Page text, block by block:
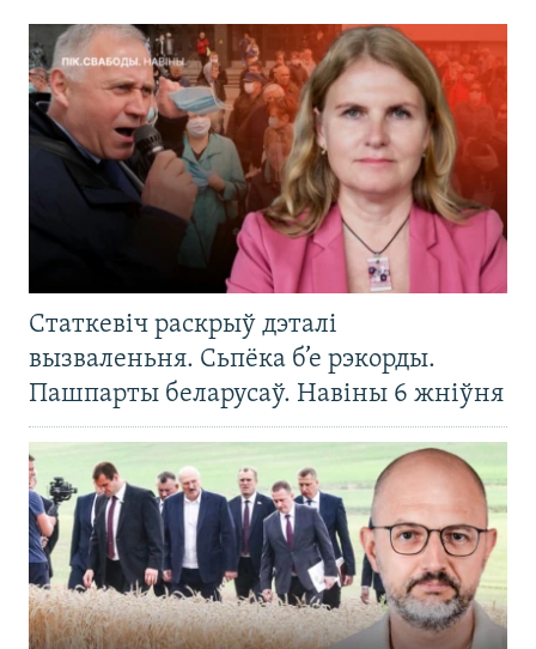
Статкевіч раскрыў дэталі
вызваленьня. Сьпёка б’е рэкорды.
Пашпарты беларусаў. Навіны 6 жніўня